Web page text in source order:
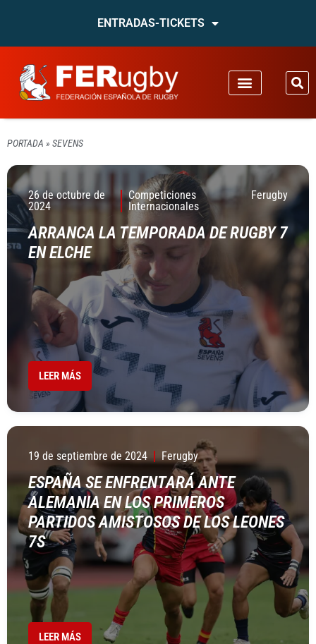
ENTRADAS-TICKETS
PORTADA » SEVENS
26 de octubre de
2024
Competiciones
Internacionales
Ferugby
ARRANCA LA TEMPORADA DE RUGBY 7
EN ELCHE
LEER MÁS
19 de septiembre de 2024 Ferugby
ESPAÑA SE ENFRENTARÁ ANTE
ALEMANIA EN LOS PRIMEROS
PARTIDOS AMISTOSOS DE LOS LEONES
7S
LEER MÁS